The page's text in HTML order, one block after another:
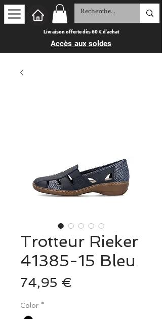
Livraison offerte dès 60 € d'achat
Accès aux soldes
Trotteur Rieker
41385-15 Bleu
74,95 €
Color *